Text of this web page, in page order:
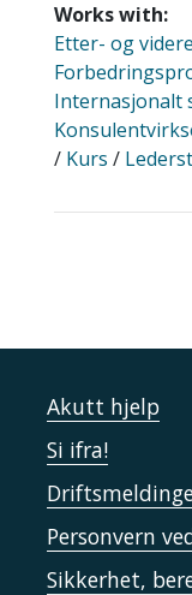
Works with:
Etter- og
Internasjonalt
/ Kurs /
Akutt hjelp
Si ifra!
Personvern
Sikkerhet,